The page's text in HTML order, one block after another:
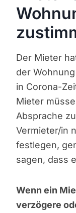
Der Mieter
der
in Corona-
Mieter
Absprache
Vermieter/in
festlegen,
sagen, dass
Wenn ein
verzögere